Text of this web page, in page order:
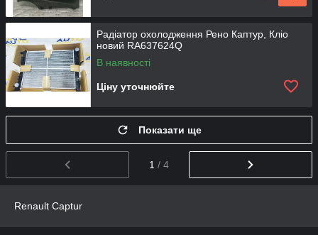
Радіатор охолодження Рено Каптур, Кліо
новий RA637624Q
В наявності
Ціну уточнюйте
Показати ще
1 / 4
Renault Captur